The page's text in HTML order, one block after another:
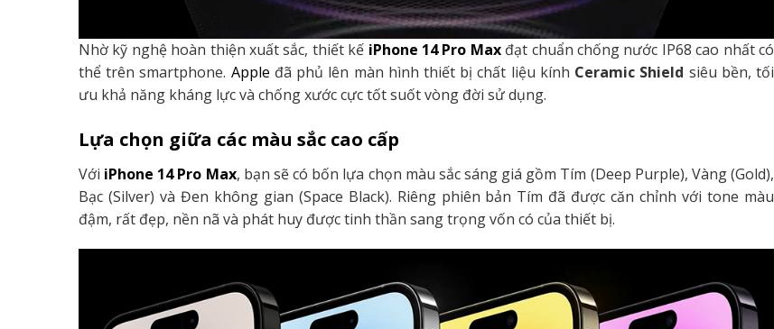
Nhờ kỹ nghệ hoàn thiện xuất sắc, thiết kế iPhone 14 Pro Maxđạt chuẩn chống nước IP68 cao nhất có
thể trên smartphone. Apple đã phủ lên màn hình thiết bị chất liệu kính Ceramic Shield siêu bền, tối
ưu khả năng kháng lực và chống xước cực tốt suốt vòng đời sử dụng.
Lựa chọn giữa các màu sắc cao cấp
Với iPhone 14 Pro Max, bạn sẽ có bốn lựa chọn màu sắc sáng giá gồm Tím (Deep Purple), Vàng (Gold),
Bạc (Silver) và Đen không gian (Space Black). Riêng phiên bản Tím đã được căn chỉnh với tone màu
đậm, rất đẹp, nền nã và phát huy được tinh thần sang trọng vốn có của thiết bị.